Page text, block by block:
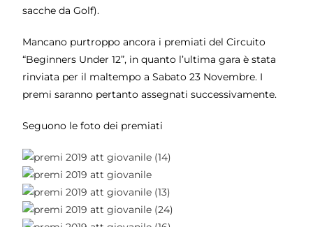
sacche da Golf).
Mancano purtroppo ancora i premiati del Circuito
“Beginners Under 12”, in quanto l’ultima gara è stata
rinviata per il maltempo a Sabato 23 Novembre. I
premi saranno pertanto assegnati successivamente.
Seguono le foto dei premiati